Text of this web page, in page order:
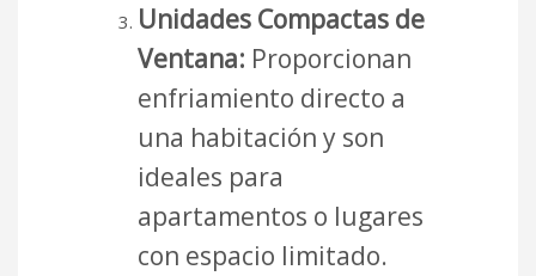
Unidades Compactas de
Ventana: Proporcionan
enfriamiento directo a
una habitación y son
ideales para
apartamentos o lugares
con espacio limitado.